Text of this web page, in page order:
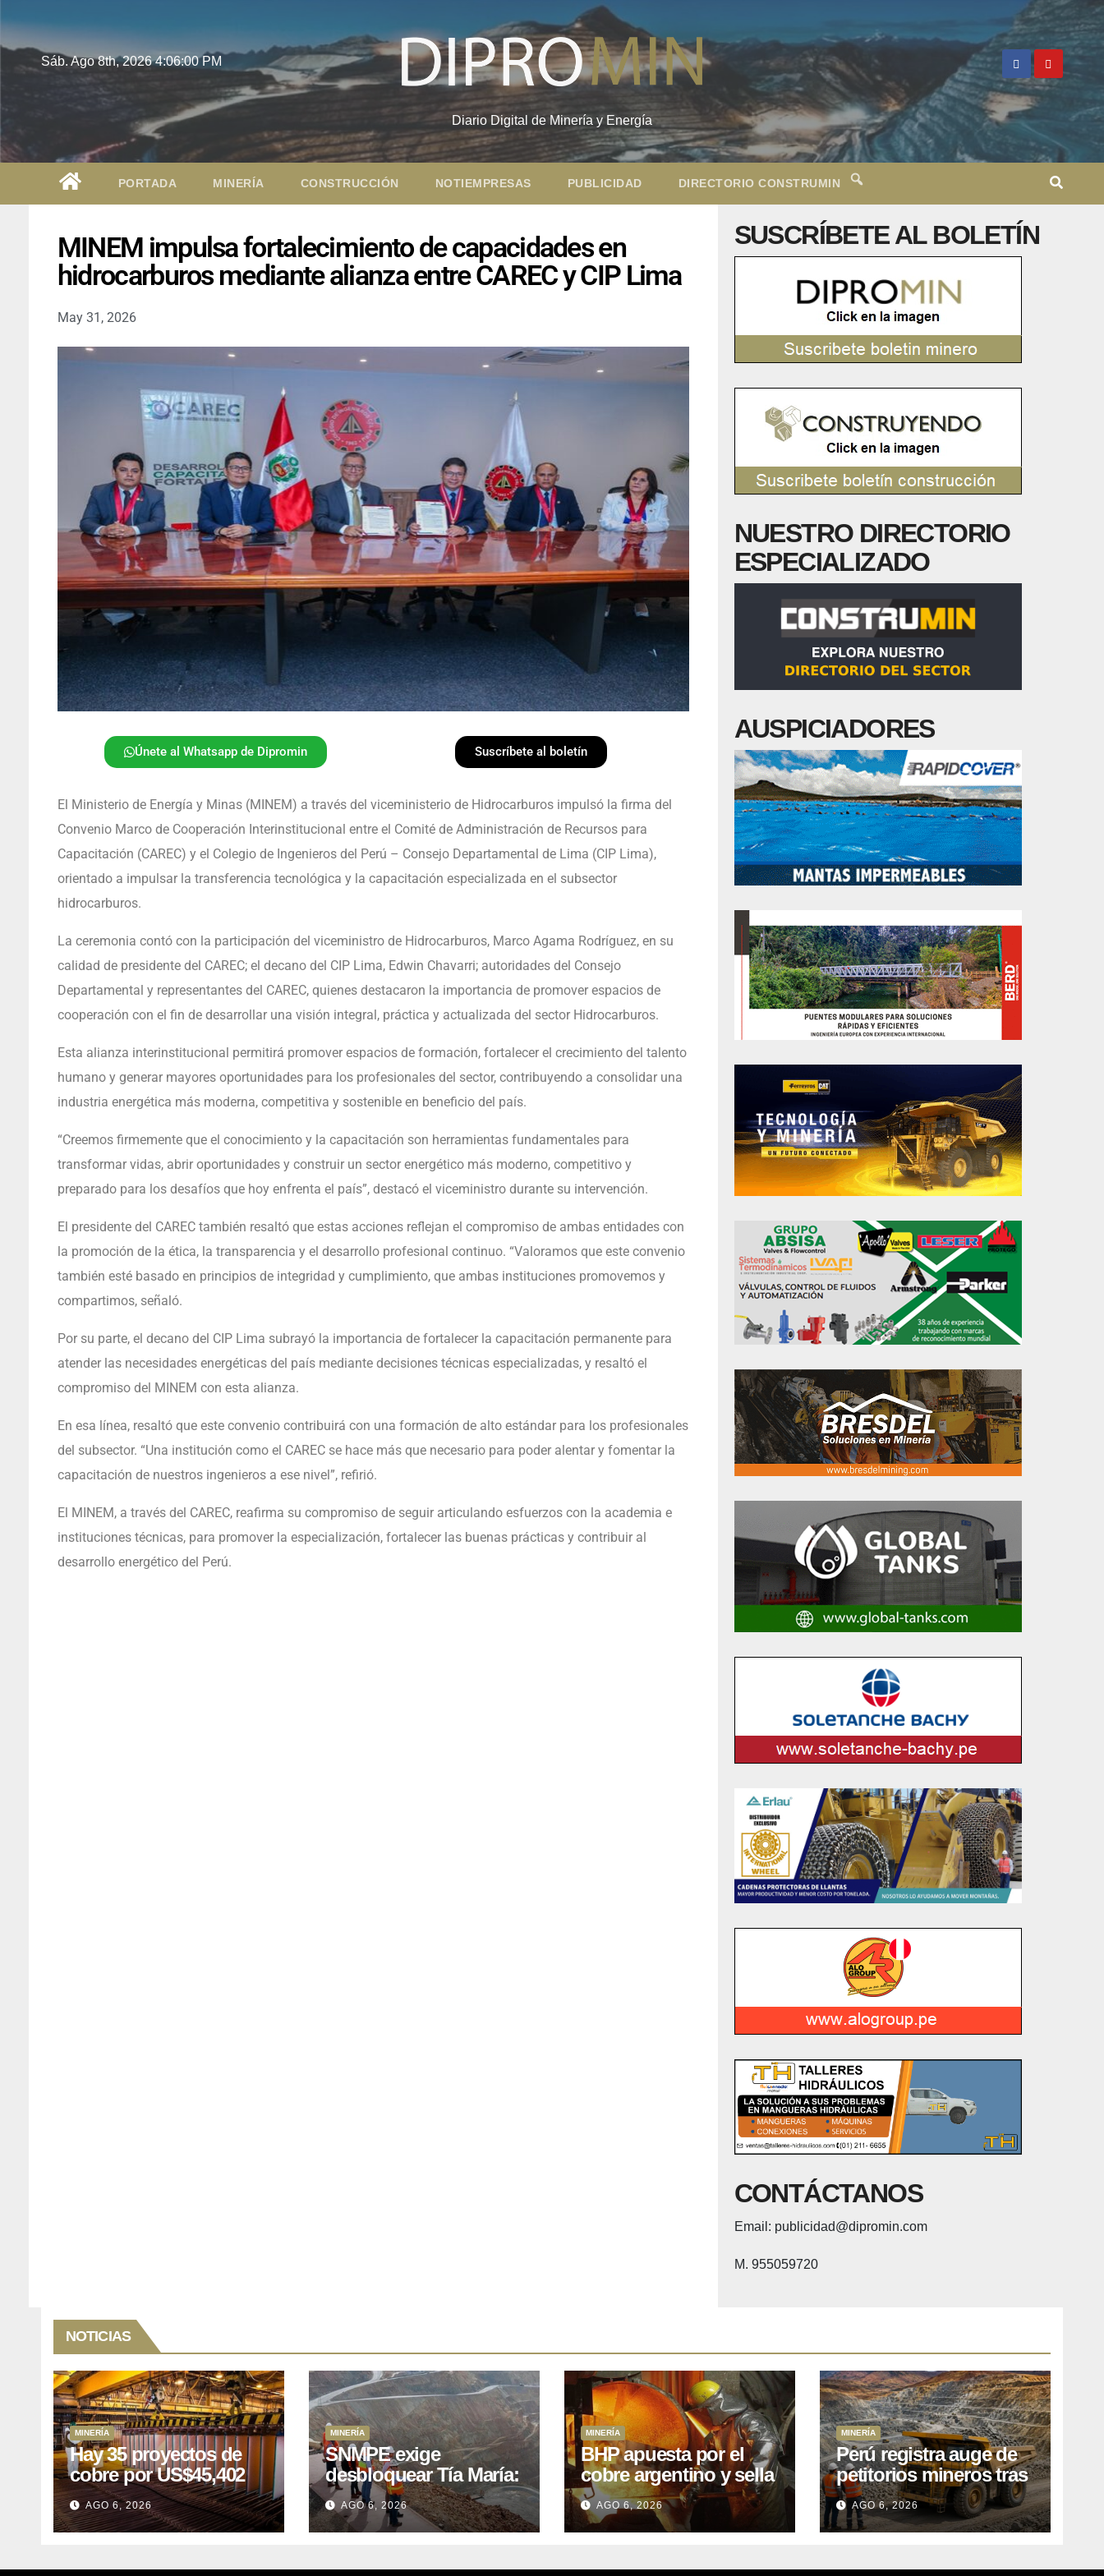
Sáb. Ago 8th, 20264:06:01 PM
Diario Digital de Minería y Energía
PORTADA MINERÍA CONSTRUCCIÓN NOTIEMPRESAS PUBLICIDAD DIRECTORIO CONSTRUMIN
MINEM impulsa fortalecimiento de capacidades en
hidrocarburos mediante alianza entre CAREC y CIP Lima
May 31, 2026
Únete al Whatsapp de Dipromin Suscríbete al boletín
El Ministerio de Energía y Minas (MINEM) a través del viceministerio de Hidrocarburos impulsó la firma del
Convenio Marco de Cooperación Interinstitucional entre el Comité de Administración de Recursos para
Capacitación (CAREC) y el Colegio de Ingenieros del Perú – Consejo Departamental de Lima (CIP Lima),
orientado a impulsar la transferencia tecnológica y la capacitación especializada en el subsector
hidrocarburos.
La ceremonia contó con la participación del viceministro de Hidrocarburos, Marco Agama Rodríguez, en su
calidad de presidente del CAREC; el decano del CIP Lima, Edwin Chavarri; autoridades del Consejo
Departamental y representantes del CAREC, quienes destacaron la importancia de promover espacios de
cooperación con el fin de desarrollar una visión integral, práctica y actualizada del sector Hidrocarburos.
Esta alianza interinstitucional permitirá promover espacios de formación, fortalecer el crecimiento del talento
humano y generar mayores oportunidades para los profesionales del sector, contribuyendo a consolidar una
industria energética más moderna, competitiva y sostenible en beneficio del país.
“Creemos firmemente que el conocimiento y la capacitación son herramientas fundamentales para
transformar vidas, abrir oportunidades y construir un sector energético más moderno, competitivo y
preparado para los desafíos que hoy enfrenta el país”, destacó el viceministro durante su intervención.
El presidente del CAREC también resaltó que estas acciones reflejan el compromiso de ambas entidades con
la promoción de la ética, la transparencia y el desarrollo profesional continuo. “Valoramos que este convenio
también esté basado en principios de integridad y cumplimiento, que ambas instituciones promovemos y
compartimos, señaló.
Por su parte, el decano del CIP Lima subrayó la importancia de fortalecer la capacitación permanente para
atender las necesidades energéticas del país mediante decisiones técnicas especializadas, y resaltó el
compromiso del MINEM con esta alianza.
En esa línea, resaltó que este convenio contribuirá con una formación de alto estándar para los profesionales
del subsector. “Una institución como el CAREC se hace más que necesario para poder alentar y fomentar la
capacitación de nuestros ingenieros a ese nivel”, refirió.
El MINEM, a través del CAREC, reafirma su compromiso de seguir articulando esfuerzos con la academia e
instituciones técnicas, para promover la especialización, fortalecer las buenas prácticas y contribuir al
desarrollo energético del Perú.
SUSCRÍBETE AL BOLETÍN
NUESTRO DIRECTORIO
ESPECIALIZADO
AUSPICIADORES
CONTÁCTANOS
Email: publicidad@dipromin.com
M. 955059720
NOTICIAS
MINERÍA
Hay 35 proyectos de
cobre por US$45,402
millones que Perú
puede aprovechar
AGO 6, 2026
MINERÍA
SNMPE exige
desbloquear Tía María:
el proyecto de
US$1.400M que Perú
lleva 15 años
AGO 6, 2026
MINERÍA
BHP apuesta por el
cobre argentino y sella
acuerdo con Kobrea
para siete proyecto
AGO 6, 2026
MINERÍA
Perú registra auge de
petitorios mineros tras
liberación de más de
mil concesiones para
explorar cobre y oro
AGO 6, 2026